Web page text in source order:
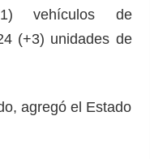
vehículos de
(+3) unidades de
agregó el Estado